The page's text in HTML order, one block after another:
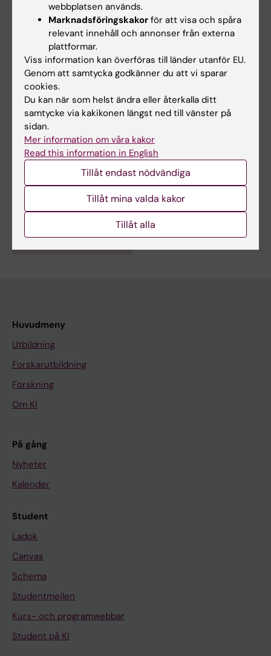
Jag undervisar på Karolinska Institutets
masterprogram i folkhälsa. Tidigare har jag
undervisat på läkarprogrammet, ansvarat för
specialistutbildning för ST-läkare i psykiatri,
och tagit fram utbildningar för primärvård,
skola, socialtjänst och ideella organisationer.
Forskningsområden:
Psykiatri
Forskningsämnen:
Barnpsykiatri
Är du Karima Viksten Assel?
Huvudmeny
Utbildning
Forskarutbildning
Forskning
Om KI
På gång
Nyheter
Kalender
Student
Ladok
Canvas
Schema
Studentmejlen
Kurs- och programwebbar
Student på KI
webbplatsen används.
Marknadsföringskakor för att visa och spåra
relevant innehåll och annonser från externa
plattformar.
Viss information kan överföras till länder utanför EU.
Genom att samtycka godkänner du att vi sparar
cookies.
Du kan när som helst ändra eller återkalla ditt
samtycke via kakikonen längst ned till vänster på
sidan.
Mer information om våra kakor
Read this information in English
Tillåt endast nödvändiga
Tillåt mina valda kakor
Tillåt alla